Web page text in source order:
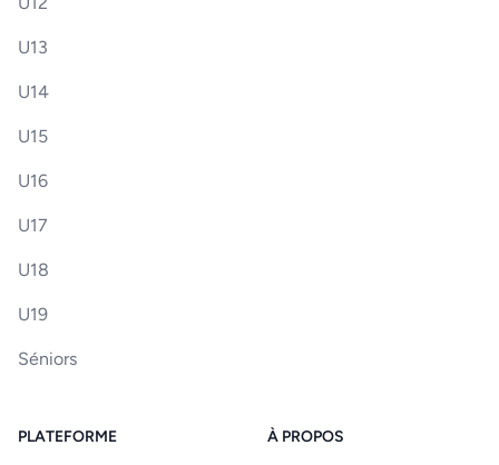
U13
U14
U15
U16
U17
U18
U19
Séniors
PLATEFORME À PROPOS